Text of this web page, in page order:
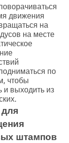
движения
на
на месте
по
чтобы
и выходить из
штампов